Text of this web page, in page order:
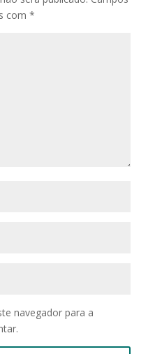
com *
navegador para a